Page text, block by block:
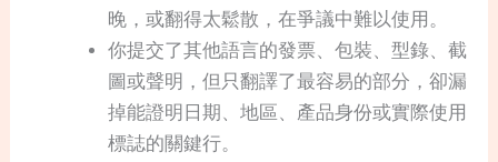
晚，或翻得太鬆散，在爭議中難以使用。
你提交了其他語言的發票、包裝、型錄、截
圖或聲明，但只翻譯了最容易的部分，卻漏
掉能證明日期、地區、產品身份或實際使用
標誌的關鍵行。